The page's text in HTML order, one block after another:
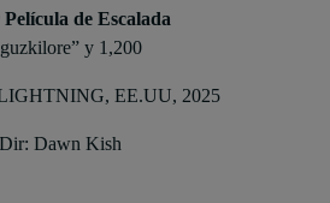
de Escalada
y 1,200
EE.UU, 2025
Dir: Dawn Kish